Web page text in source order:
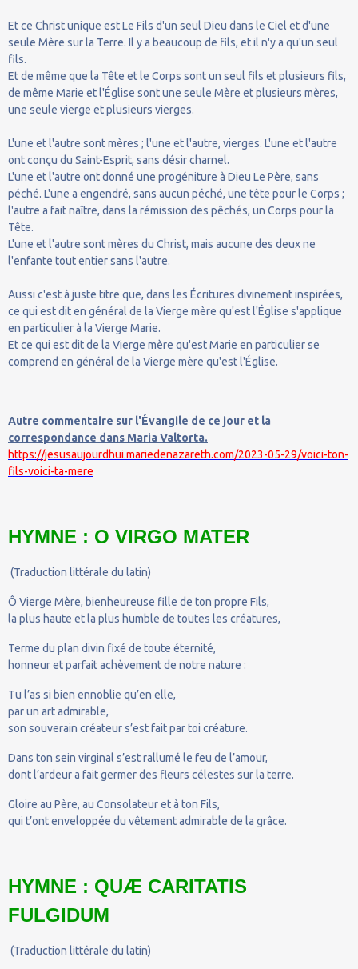
Et ce Christ unique est Le Fils d'un seul Dieu dans le Ciel et d'une
seule Mère sur la Terre. Il y a beaucoup de fils, et il n'y a qu'un seul
fils.
Et de même que la Tête et le Corps sont un seul fils et plusieurs fils,
de même Marie et l'Église sont une seule Mère et plusieurs mères,
une seule vierge et plusieurs vierges.
L'une et l'autre sont mères ; l'une et l'autre, vierges. L'une et l'autre
ont conçu du Saint-Esprit, sans désir charnel.
L'une et l'autre ont donné une progéniture à Dieu Le Père, sans
péché. L'une a engendré, sans aucun péché, une tête pour le Corps ;
l'autre a fait naître, dans la rémission des pêchés, un Corps pour la
Tête.
L'une et l'autre sont mères du Christ, mais aucune des deux ne
l'enfante tout entier sans l'autre.
Aussi c'est à juste titre que, dans les Écritures divinement inspirées,
ce qui est dit en général de la Vierge mère qu'est l'Église s'applique
en particulier à la Vierge Marie.
Et ce qui est dit de la Vierge mère qu'est Marie en particulier se
comprend en général de la Vierge mère qu'est l'Église.
Autre commentaire sur l'Évangile de ce jour et la
correspondance dans Maria Valtorta.
https://jesusaujourdhui.mariedenazareth.com/2023-05-29/voici-ton-
fils-voici-ta-mere
HYMNE : O VIRGO MATER
(Traduction littérale du latin)
Ô Vierge Mère, bienheureuse fille de ton propre Fils,
la plus haute et la plus humble de toutes les créatures,
Terme du plan divin fixé de toute éternité,
honneur et parfait achèvement de notre nature :
Tu l’as si bien ennoblie qu’en elle,
par un art admirable,
son souverain créateur s’est fait par toi créature.
Dans ton sein virginal s’est rallumé le feu de l’amour,
dont l’ardeur a fait germer des fleurs célestes sur la terre.
Gloire au Père, au Consolateur et à ton Fils,
qui t’ont enveloppée du vêtement admirable de la grâce.
HYMNE : QUÆ CARITATIS
FULGIDUM
(Traduction littérale du latin)